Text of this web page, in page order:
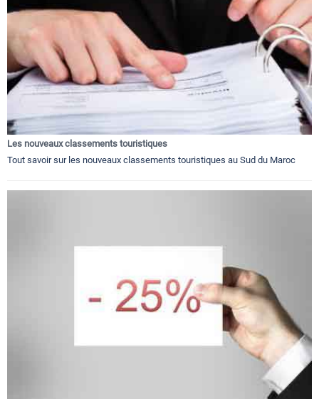
Les nouveaux classements touristiques
Tout savoir sur les nouveaux classements touristiques au Sud du Maroc